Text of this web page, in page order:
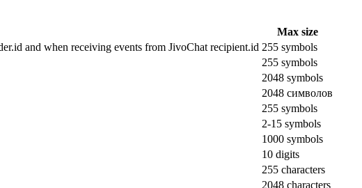
Max size
and when receiving events from JivoChat recipient.id 255 symbols
255 symbols
2048 symbols
2048 символов
255 symbols
2-15 symbols
1000 symbols
10 digits
255 characters
2048 characters